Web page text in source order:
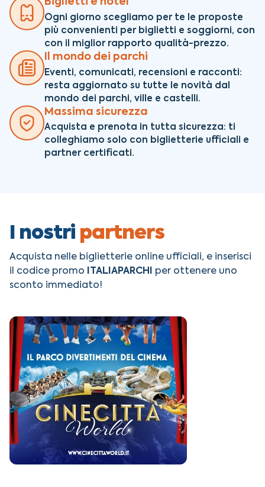
Ogni giorno scegliamo per te le proposte
più convenienti per biglietti e soggiorni, con
con il miglior rapporto qualità-prezzo.
Il mondo dei parchi
Eventi, comunicati, recensioni e racconti:
resta aggiornato su tutte le novità dal
mondo dei parchi, ville e castelli.
Massima sicurezza
Acquista e prenota in tutta sicurezza: ti
colleghiamo solo con biglietterie ufficiali e
partner certificati.
I nostri partners
Acquista nelle biglietterie online ufficiali, e inserisci
il codice promo ITALIAPARCHI per ottenere uno
sconto immediato!